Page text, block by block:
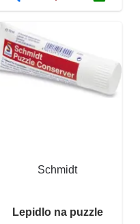
Schmidt
Lepidlo na puzzle